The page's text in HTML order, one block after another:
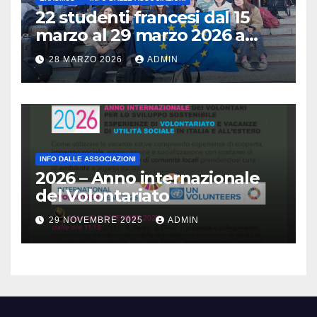
22 studenti francesi dal 15
marzo al 29 marzo 2026 a
Brescia : Erasmus plus :
Arricchisce la vita, apre la
mente
28 MARZO 2026 ADMIN
INFO DALLE ASSOCIAZIONI
2026 – Anno internazionale
del Volontariato
29 NOVEMBRE 2025 ADMIN